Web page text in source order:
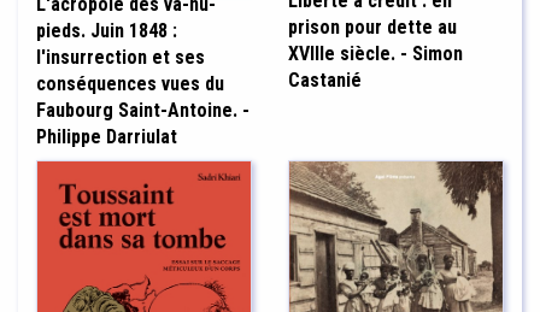
pieds. Juin 1848 :
l'insurrection et ses
conséquences vues du
Faubourg Saint-Antoine. -
Philippe Darriulat
prison pour dette au
XVIIIe siècle. - Simon
Castanié